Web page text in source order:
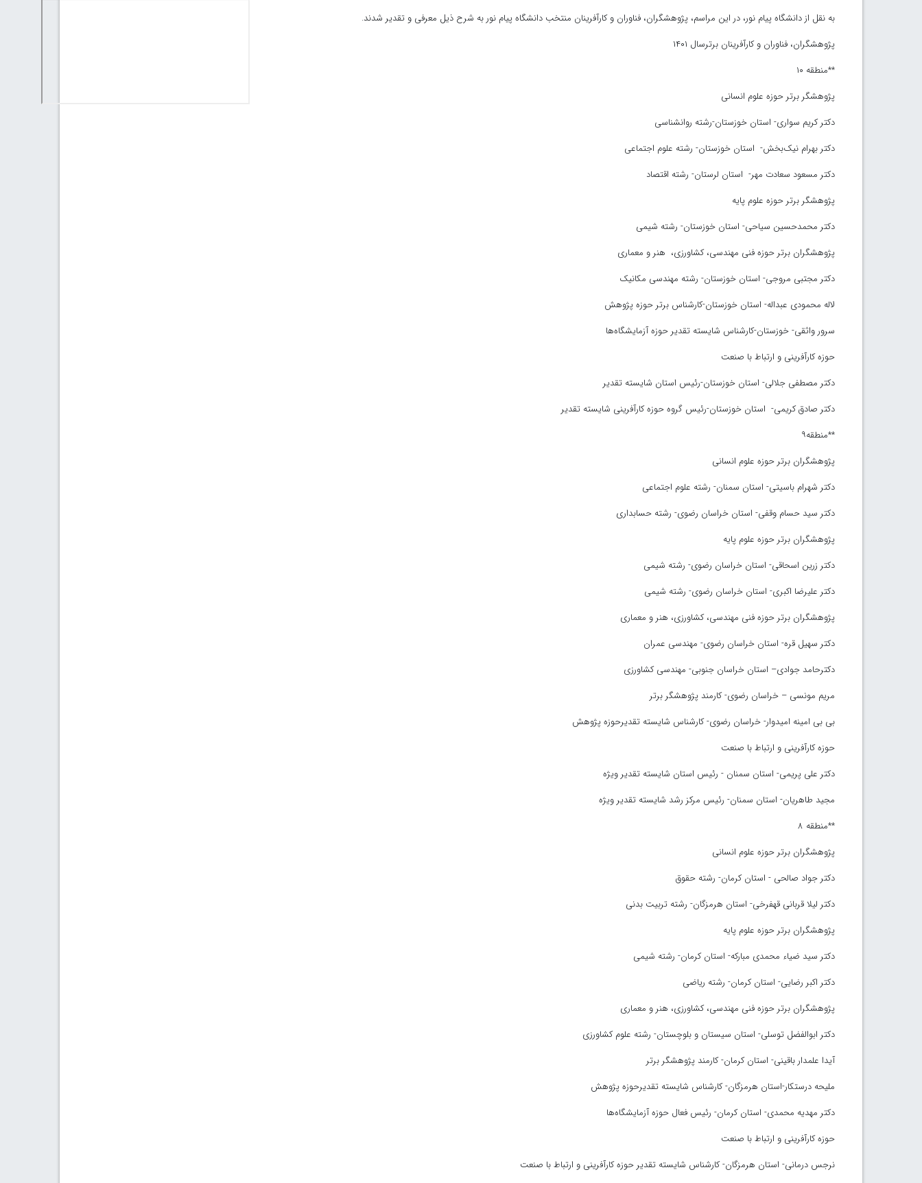
به نقل از دانشگاه پیام نور، در این مراسم، پژوهشگران، فناوران و کارآفرینان منتخب دانشگاه پیام نور به شرح ذیل معرفی و تقدیر شدند.
پژوهشگران، فناوران و کارآفرینان برترسال ۱۴۰۱
**منطقه ۱۰
پژوهشگر برتر حوزه علوم انسانی
دکتر کریم سواری- استان خوزستان-رشته روانشناسی
دکتر بهرام نیک‌بخش- استان خوزستان- رشته علوم اجتماعی
دکتر مسعود سعادت مهر- استان لرستان- رشته اقتصاد
پژوهشگر برتر حوزه علوم پایه
دکتر محمدحسین سیاحی- استان خوزستان- رشته شیمی
پژوهشگران برتر حوزه فنی مهندسی، کشاورزی، هنر و معماری
دکتر مجتبی مروجی- استان خوزستان- رشته مهندسی مکانیک
لاله محمودی عبداله- استان خوزستان-کارشناس برتر حوزه پژوهش
سرور واثقی- خوزستان-کارشناس شایسته تقدیر حوزه آزمایشگاه‌ها
حوزه کارآفرینی و ارتباط با صنعت
دکتر مصطفی جلالی- استان خوزستان-رئیس استان شایسته تقدیر
دکتر صادق کریمی- استان خوزستان-رئیس گروه حوزه کارآفرینی شایسته تقدیر
**منطقه۹
پژوهشگران برتر حوزه علوم انسانی
دکتر شهرام باسیتی- استان سمنان- رشته علوم اجتماعی
دکتر سید حسام وقفی- استان خراسان رضوی- رشته حسابداری
پژوهشگران برتر حوزه علوم پایه
دکتر زرین اسحاقی- استان خراسان رضوی- رشته شیمی
دکتر علیرضا اکبری- استان خراسان رضوی- رشته شیمی
پژوهشگران برتر حوزه فنی مهندسی، کشاورزی، هنر و معماری
دکتر سهیل قره- استان خراسان رضوی- مهندسی عمران
دکترحامد جوادی– استان خراسان جنوبی- مهندسی کشاورزی
مریم مونسی – خراسان رضوی- کارمند پژوهشگر برتر
بی بی امینه امیدوار- خراسان رضوی- کارشناس شایسته تقدیرحوزه پژوهش
حوزه کارآفرینی و ارتباط با صنعت
دکتر علی پریمی- استان سمنان - رئیس استان شایسته تقدیر ویژه
مجید طاهریان- استان سمنان- رئیس مرکز رشد شایسته تقدیر ویژه
**منطقه ۸
پژوهشگران برتر حوزه علوم انسانی
دکتر جواد صالحی - استان کرمان- رشته حقوق
دکتر لیلا قربانی قهفرخی- استان هرمزگان- رشته تربیت بدنی
پژوهشگران برتر حوزه علوم پایه
دکتر سید ضیاء محمدی مبارکه- استان کرمان- رشته شیمی
دکتر اکبر رضایی- استان کرمان- رشته ریاضی
پژوهشگران برتر حوزه فنی مهندسی، کشاورزی، هنر و معماری
دکتر ابوالفضل توسلی- استان سیستان و بلوچستان- رشته علوم کشاورزی
آیدا علمدار باقینی- استان کرمان- کارمند پژوهشگر برتر
ملیحه درستکار-استان هرمزگان- کارشناس شایسته تقدیرحوزه پژوهش
دکتر مهدیه محمدی- استان کرمان- رئیس فعال حوزه آزمایشگاه‌ها
حوزه کارآفرینی و ارتباط با صنعت
نرجس درمانی- استان هرمزگان- کارشناس شایسته تقدیر حوزه کارآفرینی و ارتباط با صنعت